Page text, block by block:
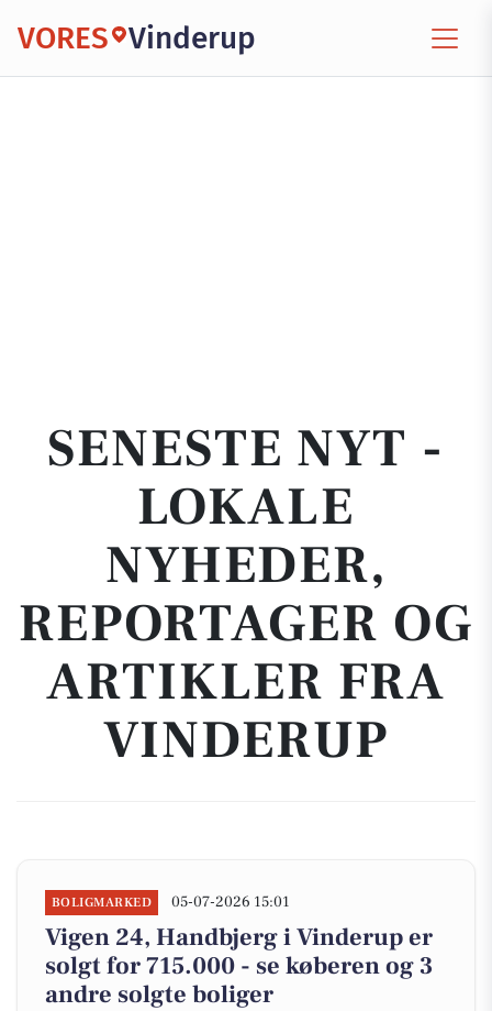
VORES Vinderup
SENESTE NYT -
LOKALE
NYHEDER,
REPORTAGER OG
ARTIKLER FRA
VINDERUP
BOLIGMARKED 05-07-2026 15:01
Vigen 24, Handbjerg i Vinderup er
solgt for 715.000 - se køberen og 3
andre solgte boliger